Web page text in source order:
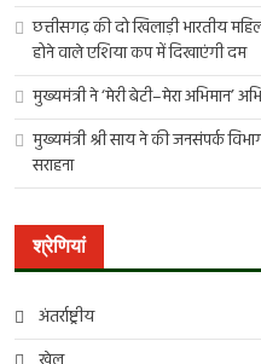
छत्तीसगढ़ की दो खिलाड़ी भारतीय
होने वाले एशिया कप में दिखाएंगी दम
मुख्यमंत्री ने ‘मेरी बेटी–मेरा अभिमान’
मुख्यमंत्री श्री साय ने की जनसंपर्क
सराहना
श्रेणियां
अंतर्राष्ट्रीय